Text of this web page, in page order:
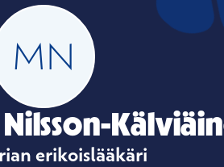
erikoislääkäri